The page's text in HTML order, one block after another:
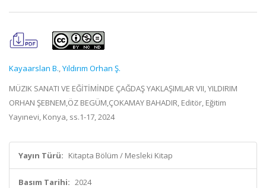
Kayaarslan B.,Yıldırım Orhan Ş.
MÜZIK SANATI VE EĞİTİMİNDE ÇAĞDAŞ YAKLAŞIMLAR VII, YILDIRIM
ORHAN ŞEBNEM,ÖZ BEGÜM,ÇOKAMAY BAHADIR, Editör, Eğitim
Yayınevi, Konya, ss.1-17, 2024
Yayın Türü: Kitapta Bölüm / Mesleki Kitap
Basım Tarihi: 2024